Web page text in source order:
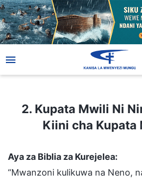
2. Kupata Mwili Ni Nini? Ni Nini Kiini cha
2. Kupata Mwili Ni
Kiini cha Kupata
Aya za Biblia za Kurejelea:
“Mwanzoni kulikuwa na Neno,